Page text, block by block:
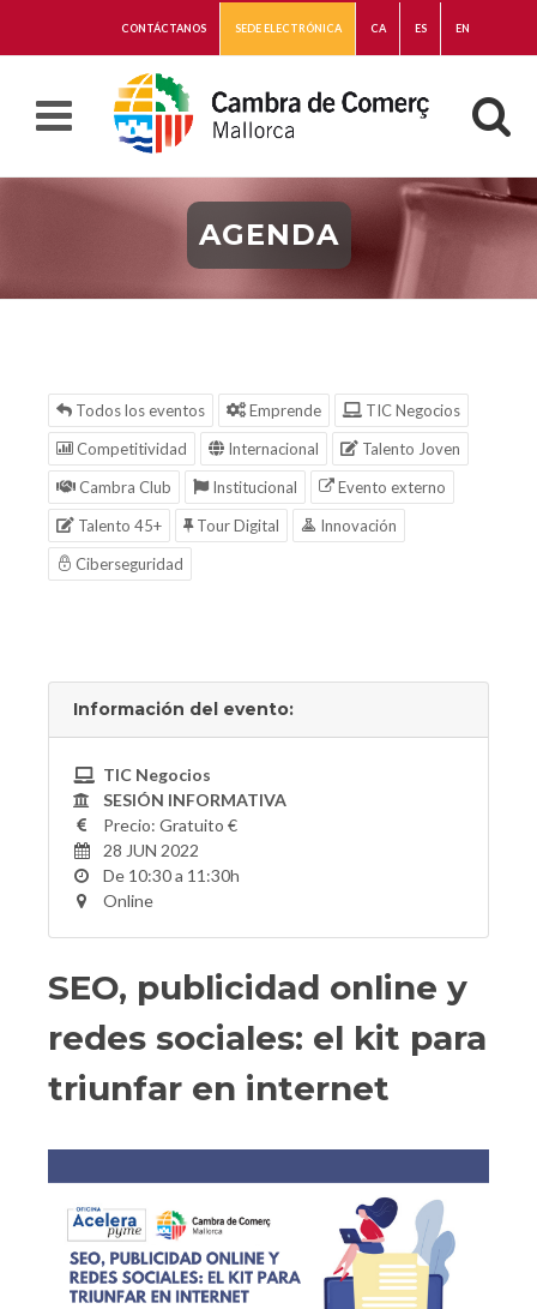
CONTÁCTANOS SEDE ELECTRÓNICA CA ES EN
AGENDA
Todos los eventos Emprende
TIC Negocios
Competitividad
Internacional
Talento Joven
Cambra Club
Institucional
Evento externo
Talento 45+
Tour Digital
Innovación
Ciberseguridad
Información del evento:
TIC Negocios
SESIÓN INFORMATIVA
Precio: Gratuito €
28 JUN 2022
De 10:30 a 11:30h
Online
SEO, publicidad online y
redes sociales: el kit para
triunfar en internet